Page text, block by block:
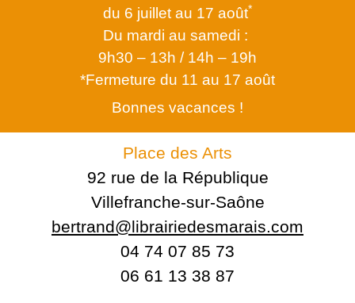
du 6 juillet au 17 août*
Du mardi au samedi :
9h30 – 13h / 14h – 19h
*Fermeture du 11 au 17 août
Bonnes vacances !
Place des Arts
92 rue de la République
Villefranche-sur-Saône
bertrand@librairiedesmarais.com
04 74 07 85 73
06 61 13 38 87